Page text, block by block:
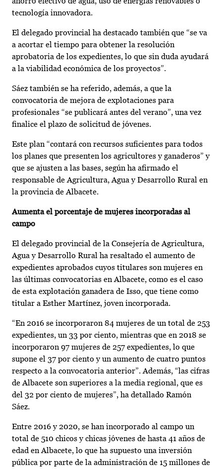
tecnología innovadora.
El delegado provincial ha destacado también que “se va
a acortar el tiempo para obtener la resolución
aprobatoria de los expedientes, lo que sin duda ayudará
a la viabilidad económica de los proyectos”.
Sáez también se ha referido, además, a que la
convocatoria de mejora de explotaciones para
profesionales “se publicará antes del verano”, una vez
finalice el plazo de solicitud de jóvenes.
Este plan “contará con recursos suficientes para todos
los planes que presenten los agricultores y ganaderos” y
que se ajusten a las bases, según ha afirmado el
responsable de Agricultura, Agua y Desarrollo Rural en
la provincia de Albacete.
Aumenta el porcentaje de mujeres incorporadas al
campo
El delegado provincial de la Consejería de Agricultura,
Agua y Desarrollo Rural ha resaltado el aumento de
expedientes aprobados cuyos titulares son mujeres en
las últimas convocatorias en Albacete, como es el caso
de esta explotación ganadera de Isso, que tiene como
titular a Esther Martínez, joven incorporada.
“En 2016 se incorporaron 84 mujeres de un total de 253
expedientes, un 33 por ciento, mientras que en 2018 se
incorporaron 97 mujeres de 257 expedientes, lo que
supone el 37 por ciento y un aumento de cuatro puntos
respecto a la convocatoria anterior”. Además, “las cifras
de Albacete son superiores a la media regional, que es
del 32 por ciento de mujeres”, ha detallado Ramón
Sáez.
Entre 2016 y 2020, se han incorporado al campo un
total de 510 chicos y chicas jóvenes de hasta 41 años de
edad en Albacete, lo que ha supuesto una inversión
pública por parte de la administración de 15 millones de